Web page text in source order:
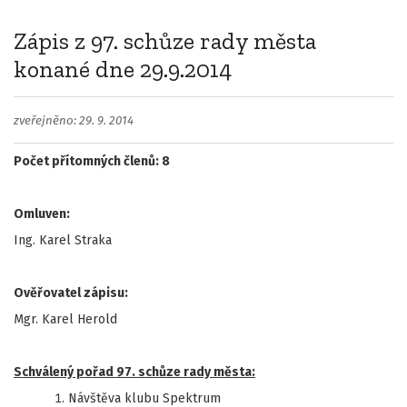
Zápis z 97. schůze rady města
konané dne 29.9.2014
zveřejněno: 29. 9. 2014
Počet přítomných členů: 8
Omluven:
Ing. Karel Straka
Ověřovatel zápisu:
Mgr. Karel Herold
Schválený pořad 97. schůze rady města:
Návštěva klubu Spektrum